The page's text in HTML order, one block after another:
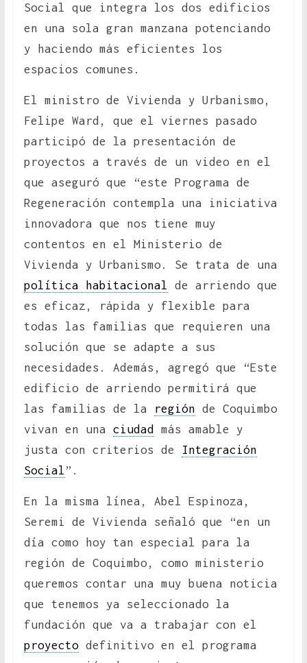
Social que integra los dos edificios
en una sola gran manzana potenciando
y haciendo más eficientes los
espacios comunes.
El ministro de Vivienda y Urbanismo,
Felipe Ward, que el viernes pasado
participó de la presentación de
proyectos a través de un video en el
que aseguró que “este Programa de
Regeneración contempla una iniciativa
innovadora que nos tiene muy
contentos en el Ministerio de
Vivienda y Urbanismo. Se trata de una
política habitacional de arriendo que
es eficaz, rápida y flexible para
todas las familias que requieren una
solución que se adapte a sus
necesidades. Además, agregó que “Este
edificio de arriendo permitirá que
las familias de la
región de Coquimbo
vivan en una ciudad
más amable y
justa con criterios de
Integración
Social ”.
En la misma línea, Abel Espinoza,
Seremi de Vivienda señaló que “en un
día como hoy tan especial para la
región de Coquimbo, como ministerio
queremos contar una muy buena noticia
que tenemos ya seleccionado la
fundación que va a trabajar con el
proyectodefinitivo en el programa